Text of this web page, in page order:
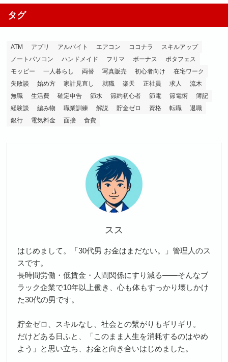
タグ
ATM アプリ アルバイト エアコン ココナラ
スキルアップ
ノートパソコン
ハンドメイド フリマ ボーナス
ポタフェス
モッピー
一人暮らし 両替 写真販売 初心者向け
在宅ワーク
失敗談
始め方 家計見直し 就職 楽天 正社員 求人
流木
無職
生活費 確定申告 節水 節約初心者 節電 節電術
簿記
経験談
編み物 職業訓練 解説 貯金ゼロ 資格 転職
退職
銀行
電気料金 面接 食費
スス
はじめまして。「30代男 お金はまだない。」管理人のス
スです。
長時間労働・低賃金・人間関係にすり減る――そんなブ
ラック企業で10年以上働き、心も体もすっかり壊しかけ
た30代の男です。
貯金ゼロ、スキルなし、社会との繋がりもギリギリ。
だけどある日ふと、「このまま人生を消耗するのはやめ
よう」と思い立ち、お金と向き合いはじめました。